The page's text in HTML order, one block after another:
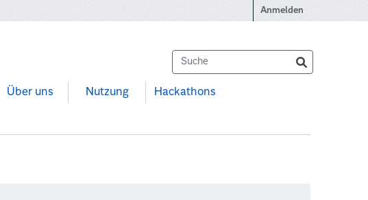
Anmelden
Über uns Nutzung Hackathons